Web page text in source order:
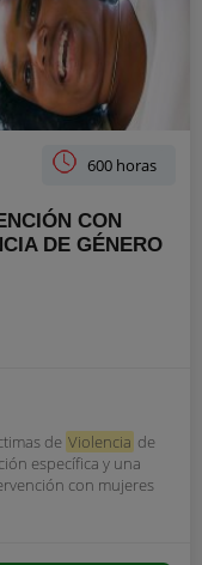
600 horas
CON
DE GÉNERO
de Violencia de
específica y una
con mujeres